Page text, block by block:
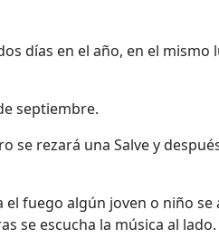
días en el año, en el mismo
septiembre.
se rezará una Salve y
fuego algún joven o niño se
se escucha la música al lado.